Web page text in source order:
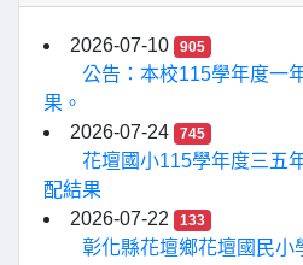
2026-07-10 905
公告：本校115學年度一
果。
2026-07-24
745
花壇國小115學年度三五
配結果
2026-07-22
133
彰化縣花壇鄉花壇國民小